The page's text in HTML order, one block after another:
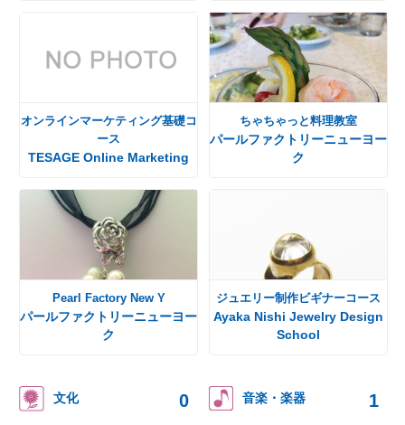
オンラインマーケティング基礎コ
ース
TESAGE Online Marketing
ちゃちゃっと料理教室
パールファクトリーニューヨー
ク
Pearl Factory New Y
パールファクトリーニューヨー
ク
ジュエリー制作ビギナーコース
Ayaka Nishi Jewelry Design
School
文化 0 音楽・楽器 1